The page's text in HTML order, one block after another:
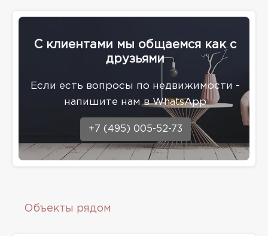
С клиентами мы общаемся как с
друзьями
Eсли есть вопросы по недвижимости -
напишите нам в WhatsApp
+7 (495) 005-52-73
Объекты рядом